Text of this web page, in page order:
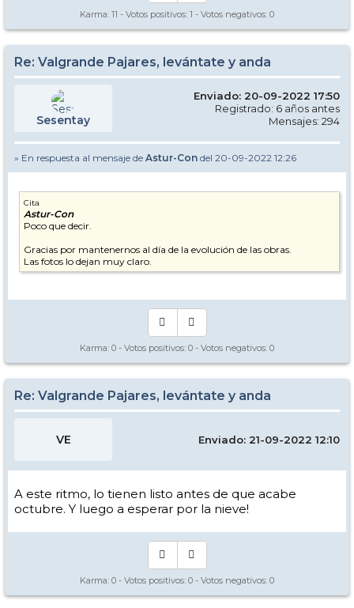
Karma: 11 - Votos positivos: 1 - Votos negativos: 0
Re: Valgrande Pajares, levántate y anda
Sesentay
Enviado: 20-09-2022 17:50
Registrado: 6 años antes
Mensajes: 294
» En respuesta al mensaje de Astur-Con del 20-09-2022 12:26
Cita
Astur-Con
Poco que decir.
Gracias por mantenernos al día de la evolución de las obras.
Las fotos lo dejan muy claro.
Karma: 0 - Votos positivos: 0 - Votos negativos: 0
Re: Valgrande Pajares, levántate y anda
VE Enviado: 21-09-2022 12:10
A este ritmo, lo tienen listo antes de que acabe
octubre. Y luego a esperar por la nieve!
Karma: 0 - Votos positivos: 0 - Votos negativos: 0